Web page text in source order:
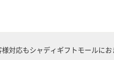
対応もシャディギフトモールに